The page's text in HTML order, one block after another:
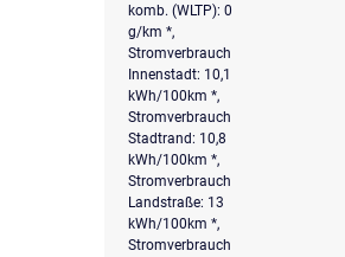
komb. (WLTP): 0
g/km *,
Stromverbrauch
Innenstadt: 10,1
kWh/100km *,
Stromverbrauch
Stadtrand: 10,8
kWh/100km *,
Stromverbrauch
Landstraße: 13
kWh/100km *,
Stromverbrauch